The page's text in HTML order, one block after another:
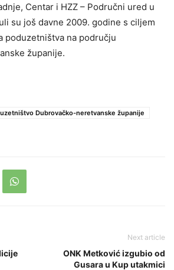
Centar i HZZ – Područni ured u
su još davne 2009. godine s ciljem
poduzetništva na području
županije.
Dubrovačko-neretvanske županije
Next article
ONK Metković izgubio od
Gusara u Kup utakmici